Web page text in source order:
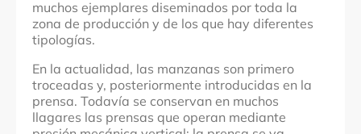
muchos ejemplares diseminados por toda la
zona de producción y de los que hay diferentes
tipologías.
En la actualidad, las manzanas son primero
troceadas y, posteriormente introducidas en la
prensa. Todavía se conservan en muchos
llagares las prensas que operan mediante